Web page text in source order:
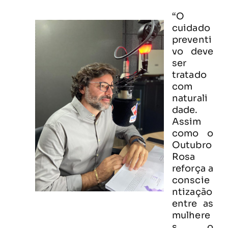
“O
cuidado
preventi
vo deve
ser
tratado
com
naturali
dade.
Assim
como o
Outubro
Rosa
reforça a
conscie
ntização
entre as
mulhere